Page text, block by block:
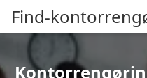
Find-